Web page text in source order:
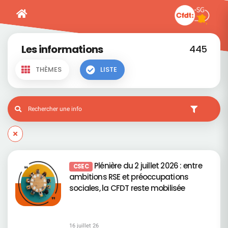
Les informations 445
THÈMES LISTE
CSEC Plénière du 2 juillet 2026 : entre
ambitions RSE et préoccupations
sociales, la CFDT reste mobilisée
16 juillet 26